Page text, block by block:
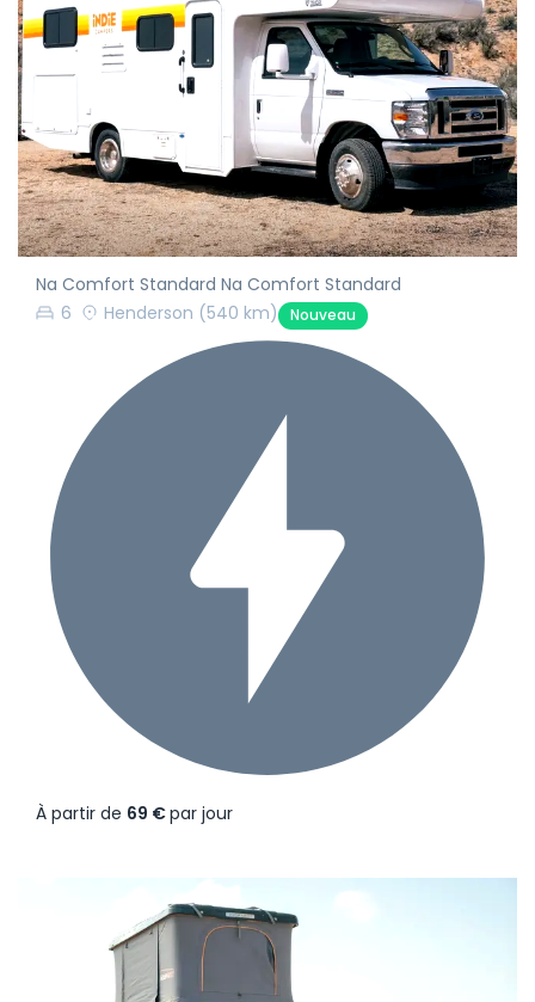
Na Comfort Standard Na Comfort Standard
6
Henderson (540 km) Nouveau
À partir de 69 €par jour